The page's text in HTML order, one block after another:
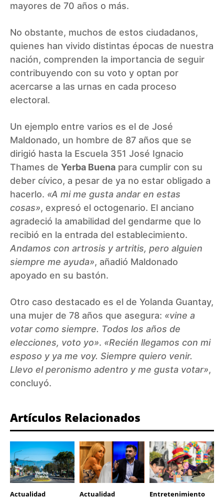
mayores de 70 años o más.
No obstante, muchos de estos ciudadanos,
quienes han vivido distintas épocas de nuestra
nación, comprenden la importancia de seguir
contribuyendo con su voto y optan por
acercarse a las urnas en cada proceso
electoral.
Un ejemplo entre varios es el de José
Maldonado, un hombre de 87 años que se
dirigió hasta la Escuela 351 José Ignacio
Thames de Yerba Buena para cumplir con su
deber cívico, a pesar de ya no estar obligado a
hacerlo. «A mi me gusta andar en estas
cosas», expresó el octogenario. El anciano
agradeció la amabilidad del gendarme que lo
recibió en la entrada del establecimiento.
Andamos con artrosis y artritis, pero alguien
siempre me ayuda», añadió Maldonado
apoyado en su bastón.
Otro caso destacado es el de Yolanda Guantay,
una mujer de 78 años que asegura: «vine a
votar como siempre. Todos los años de
elecciones, voto yo». «Recién llegamos con mi
esposo y ya me voy. Siempre quiero venir.
Llevo el peronismo adentro y me gusta votar»,
concluyó.
Artículos Relacionados
Actualidad Actualidad Entretenimiento